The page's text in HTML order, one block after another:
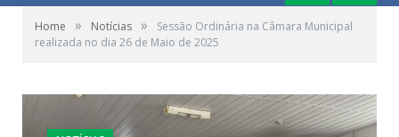
Home » Notícias »
Sessão Ordinária na Câmara Municipal
realizada no dia 26 de Maio de 2025